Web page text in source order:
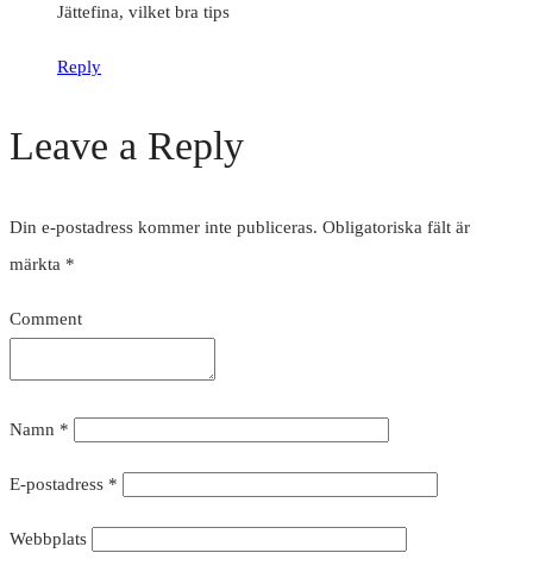
Jättefina, vilket bra tips
Reply
Leave a Reply
Din e-postadress kommer inte publiceras. Obligatoriska fält är
märkta *
Comment
Namn *
E-postadress *
Webbplats